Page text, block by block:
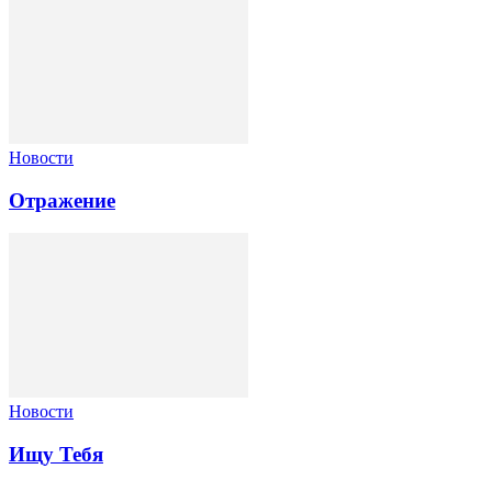
Новости
Отражение
Новости
Ищу Тебя